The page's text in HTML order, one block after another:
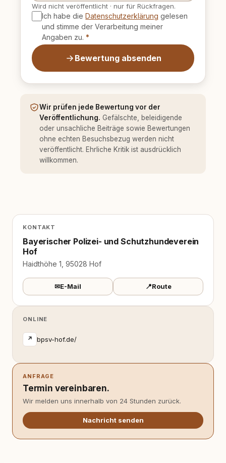
Wird nicht veröffentlicht · nur für Rückfragen.
Ich habe dieDatenschutzerklärung gelesen
und stimme der Verarbeitung meiner
Angaben zu. *
Bewertung absenden
Wir prüfen jede Bewertung vor der
Veröffentlichung. Gefälschte, beleidigende
oder unsachliche Beiträge sowie Bewertungen
ohne echten Besuchsbezug werden nicht
veröffentlicht. Ehrliche Kritik ist ausdrücklich
willkommen.
KONTAKT
Bayerischer Polizei- und Schutzhundeverein
Hof
Haidthöhe 1, 95028 Hof
✉E-Mail 📍Route
ONLINE
↗ bpsv-hof.de/
ANFRAGE
Termin vereinbaren.
Wir melden uns innerhalb von 24 Stunden zurück.
Nachricht senden